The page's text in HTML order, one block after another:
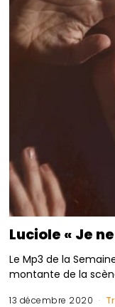
Luciole « Je
Le Mp3 de la
montante de la
13 décembre 2020